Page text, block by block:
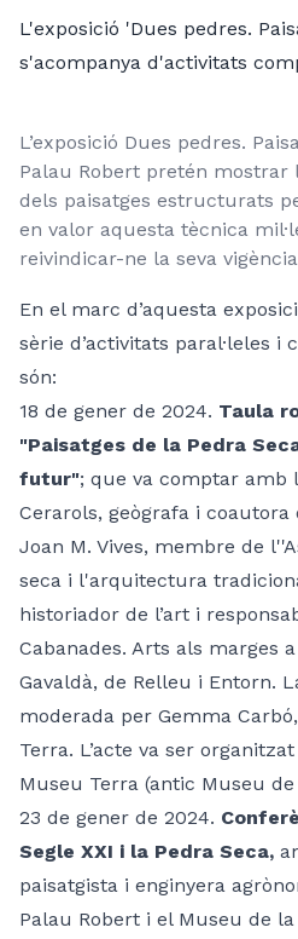
L'exposició 'Dues pedres.
s'acompanya d'activitats
L’exposició Dues pedres.
Palau Robert pretén mostrar
dels paisatges estructurats
en valor aquesta tècnica
reivindicar-ne la seva
En el marc d’aquesta
sèrie d’activitats paral·leles i
són:
18 de gener de 2024. Taula
"Paisatges de la Pedra
futur"; que va comptar amb
Cerarols, geògrafa i coautora
Joan M. Vives, membre de
seca i l'arquitectura
historiador de l’art i
Cabanades. Arts als marges
Gavaldà, de Relleu i Entorn.
moderada per Gemma
Terra. L’acte va ser
Museu Terra (antic Museu
23 de gener de 2024.
Segle XXI i la Pedra Seca,
paisatgista i enginyera
Palau Robert i el Museu de la